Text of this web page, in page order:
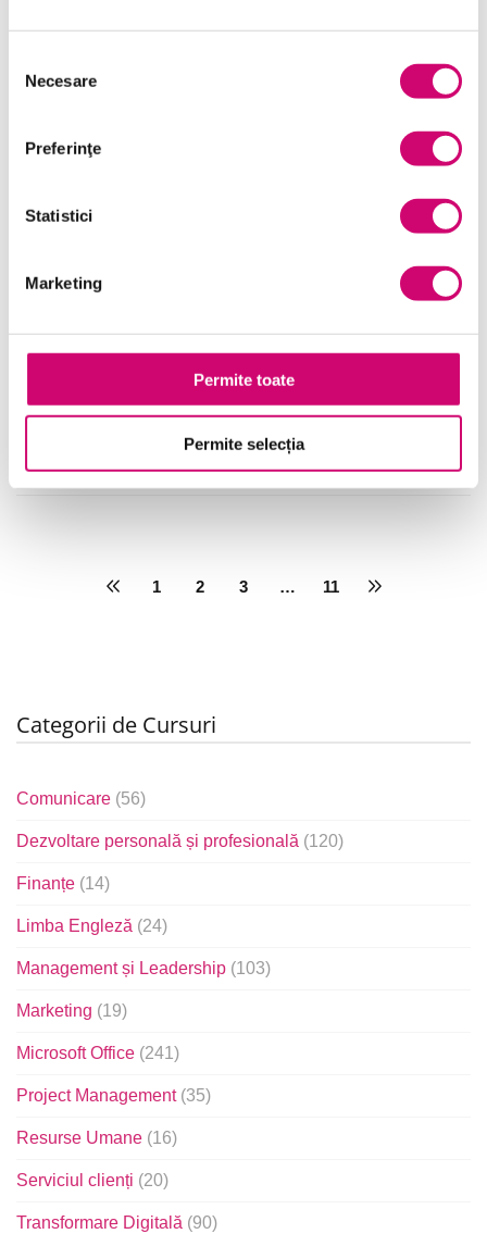
consimțământului
Necesare
Preferinţe
Statistici
Marketing
Permite toate
Permite selecția
Categorii de Cursuri
Comunicare (56)
Dezvoltare personală și profesională (120)
Finanțe (14)
Limba Engleză (24)
Management și Leadership (103)
Marketing (19)
Microsoft Office (241)
Project Management (35)
Resurse Umane (16)
Serviciul clienți (20)
Transformare Digitală (90)
Mutarea datelor si modificarea foilor de lucru in Excel
2010
Toate Nivelele
1 2 3 … 11